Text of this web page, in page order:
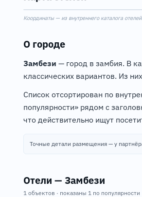
+
Координаты — из внутреннего каталога
О городе
Замбези — город в замбия. В
классических вариантов. Из них
Список отсортирован по
популярности» рядом с
что действительно ищут
Точные детали размещения — у
Отели — Замбези
1 объектов · показаны 1 по популярности